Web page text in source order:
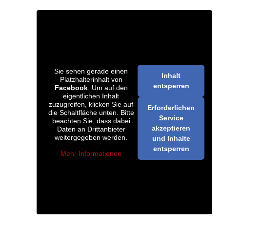
Sie sehen gerade einen
Platzhalterinhalt von
Facebook. Um auf den
eigentlichen Inhalt
zuzugreifen, klicken Sie auf
die Schaltfläche unten. Bitte
beachten Sie, dass dabei
Daten an Drittanbieter
weitergegeben werden.
Mehr Informationen
Inhalt
entsperren
Erforderlichen
Service
akzeptieren
und Inhalte
entsperren